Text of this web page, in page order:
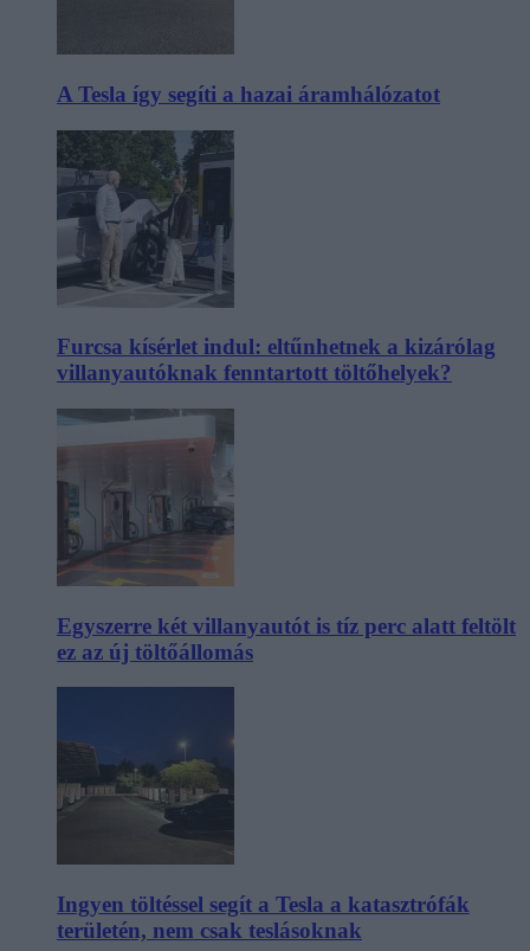
A Tesla így segíti a hazai áramhálózatot
Furcsa kísérlet indul: eltűnhetnek a kizárólag
villanyautóknak fenntartott töltőhelyek?
Egyszerre két villanyautót is tíz perc alatt feltölt
ez az új töltőállomás
Ingyen töltéssel segít a Tesla a katasztrófák
területén, nem csak teslásoknak